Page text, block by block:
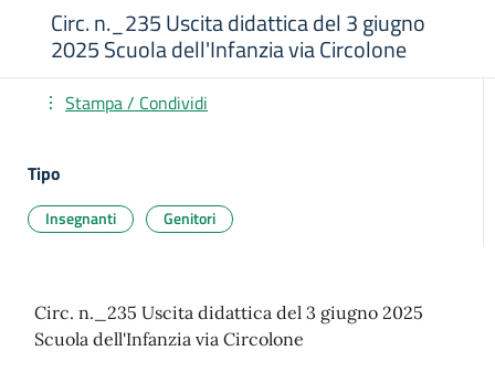
Circ. n._235 Uscita didattica del 3 giugno
2025 Scuola dell'Infanzia via Circolone
Stampa / Condividi
Tipo
Insegnanti Genitori
Circ. n._235 Uscita didattica del 3 giugno 2025
Scuola dell'Infanzia via Circolone